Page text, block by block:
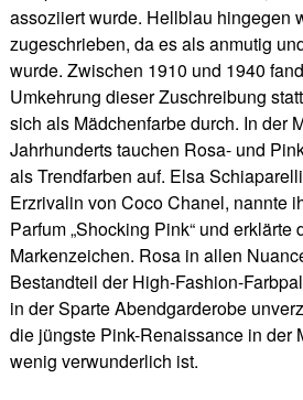
assoziiert wurde. Hellblau hingegen
zugeschrieben, da es als anmutig
wurde. Zwischen 1910 und 1940
Umkehrung dieser Zuschreibung
sich als Mädchenfarbe durch. In der
Jahrhunderts tauchen Rosa- und
als Trendfarben auf. Elsa
Erzrivalin von Coco Chanel, nannte
Parfum „Shocking Pink“ und erklärte
Markenzeichen. Rosa in allen
Bestandteil der High-Fashion-
in der Sparte Abendgarderobe
die jüngste Pink-Renaissance in der
wenig verwunderlich ist.